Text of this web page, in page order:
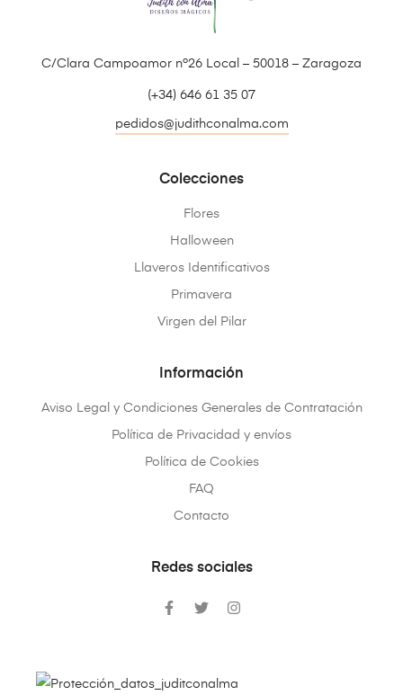
C/Clara Campoamor nº26 Local – 50018 – Zaragoza
(+34) 646 61 35 07
pedidos@judithconalma.com
Colecciones
Flores
Halloween
Llaveros Identificativos
Primavera
Virgen del Pilar
Información
Aviso Legal y Condiciones Generales de Contratación
Política de Privacidad y envíos
Política de Cookies
FAQ
Contacto
Redes sociales